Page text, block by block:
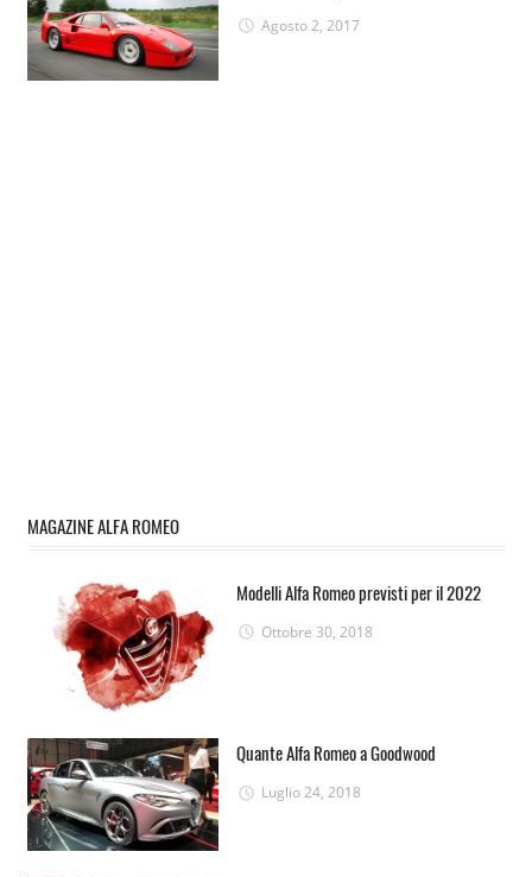
Agosto 2, 2017
MAGAZINE ALFA ROMEO
Modelli Alfa Romeo previsti per il 2022
Ottobre 30, 2018
Quante Alfa Romeo a Goodwood
Luglio 24, 2018